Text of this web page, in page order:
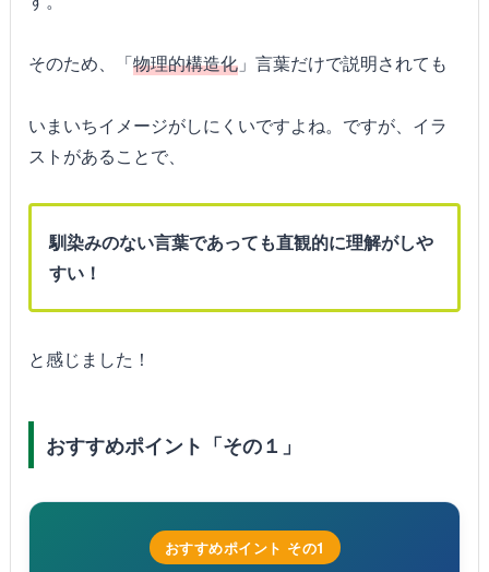
そのため、「物理的構造化 」言葉だけで説明されても
いまいちイメージがしにくいですよね。ですが、イラ
ストがあることで、
馴染みのない言葉であっても直観的に理解がしや
すい！
と感じました！
おすすめポイント「その１」
おすすめポイント その1